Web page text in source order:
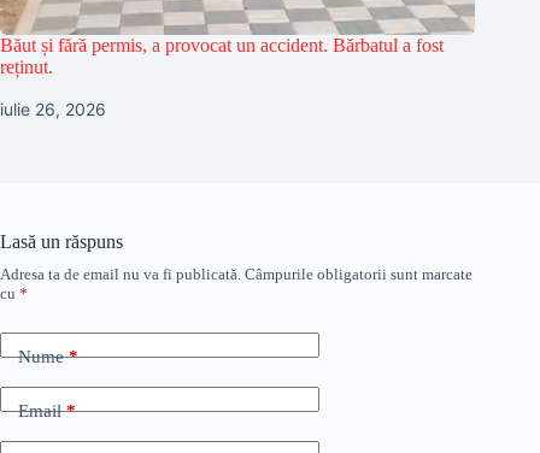
Băut și fără permis, a provocat un accident. Bărbatul a fost
reținut.
iulie 26, 2026
Lasă un răspuns
Adresa ta de email nu va fi publicată. Câmpurile obligatorii sunt marcate
cu *
Nume*
Email*